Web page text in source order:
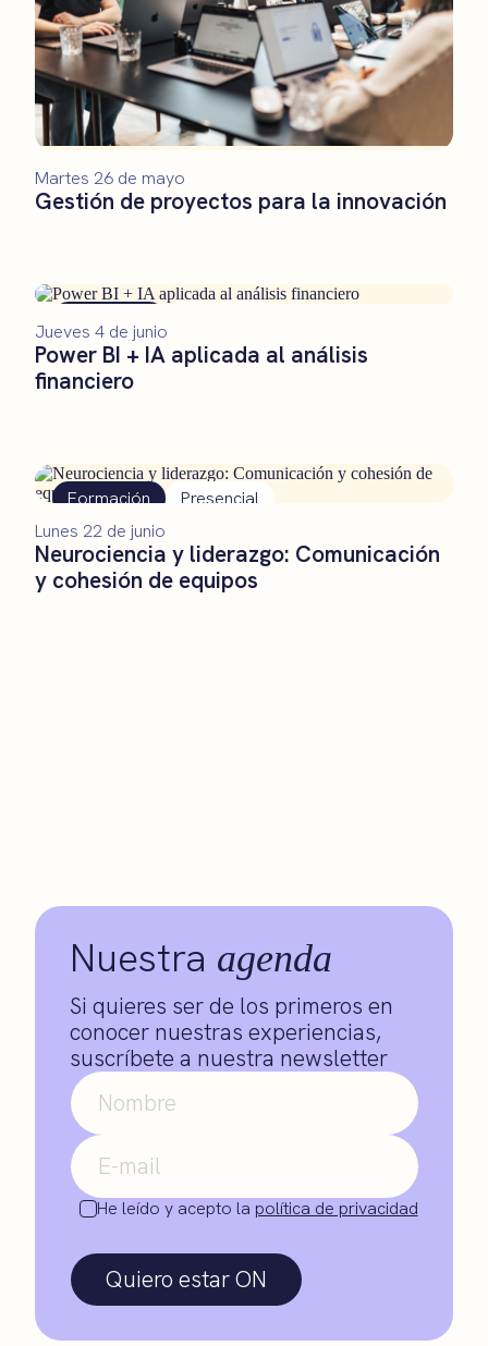
Gestión de proyectos para la innovación
Martes 26 de mayo
Power BI + IA aplicada al análisis
financiero
Jueves 4 de junio
Formación Presencial
Neurociencia y liderazgo: Comunicación
y cohesión de equipos
Lunes 22 de junio
Nuestra agenda
Si quieres ser de los primeros en
conocer nuestras experiencias,
suscríbete a nuestra newsletter
He leído y acepto la política de privacidad
Quiero estar ON